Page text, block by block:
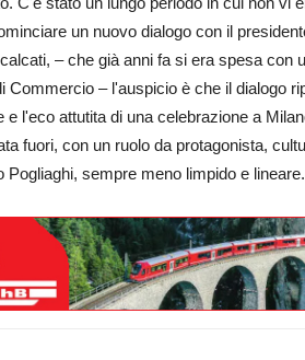
un nuovo dialogo con il
– che già anni fa si era spesa con
– l'auspicio è che il dialogo
l'eco attutita di una celebrazione a
fuori, con un ruolo da protagonista,
Pogliaghi, sempre meno limpido e lineare.